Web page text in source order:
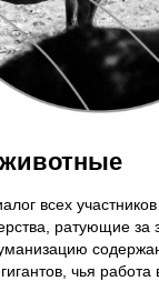
всех
ратующие за
чья работа